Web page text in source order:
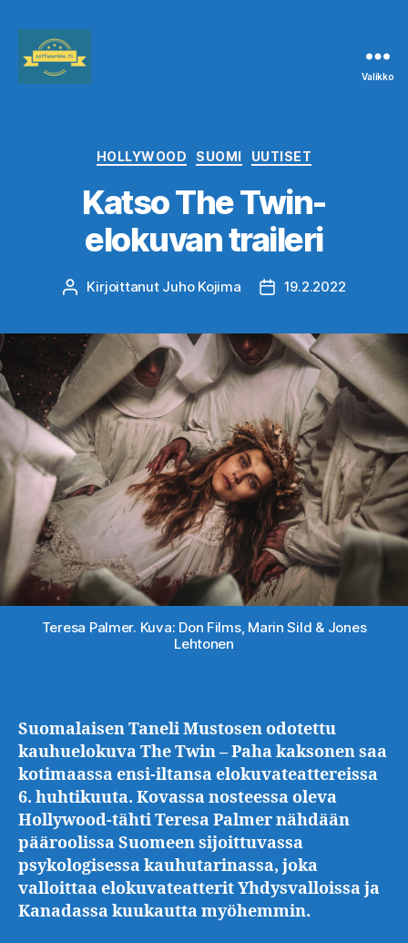
Valikko
Kategoriat
HOLLYWOOD SUOMI UUTISET
Katso The Twin-
elokuvan traileri
Kirjoittaja
Kirjoittanut Juho Kojima Julkaisupäivämäärä
19.2.2022
Teresa Palmer. Kuva: Don Films, Marin Sild & Jones
Lehtonen
Suomalaisen Taneli Mustosen odotettu
kauhuelokuva The Twin – Paha kaksonen saa
kotimaassa ensi-iltansa elokuvateattereissa
6. huhtikuuta. Kovassa nosteessa oleva
Hollywood-tähti Teresa Palmer nähdään
pääroolissa Suomeen sijoittuvassa
psykologisessa kauhutarinassa, joka
valloittaa elokuvateatterit Yhdysvalloissa ja
Kanadassa kuukautta myöhemmin.